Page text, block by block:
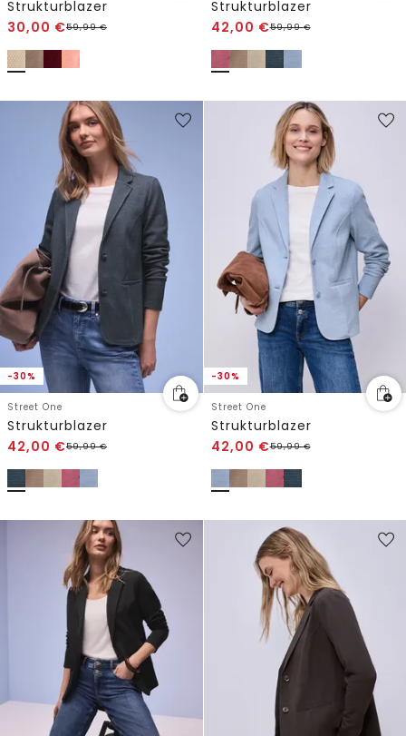
Strukturblazer
30,00 €59,99€
Strukturblazer
42,00 €59,99€
-30%
Street One
Strukturblazer
42,00 €59,99€
-30%
Street One
Strukturblazer
42,00 €59,99€